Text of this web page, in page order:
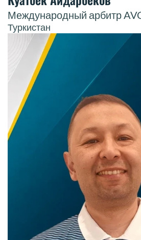
Международный арбитр
Туркистан